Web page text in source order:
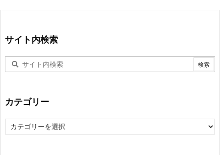
サイト内検索
カテゴリー
テ